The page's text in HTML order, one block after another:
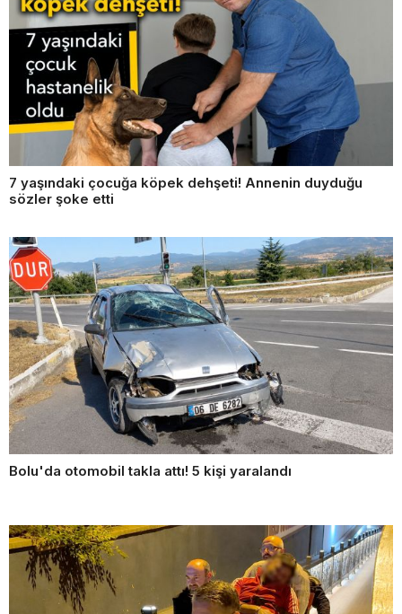
7 yaşındaki çocuğa köpek dehşeti! Annenin duyduğu
sözler şoke etti
Bolu'da otomobil takla attı! 5 kişi yaralandı